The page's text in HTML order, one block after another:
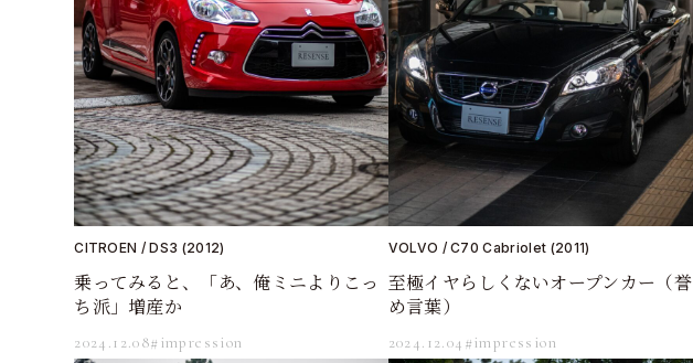
CITROEN / DS3 (2012)
乗ってみると、「あ、俺ミニよりこっ
ち派」増産か
2024.12.08#impression
VOLVO / C70 Cabriolet (2011)
至極イヤらしくないオープンカー（誉
め言葉）
2024.12.04 #impression